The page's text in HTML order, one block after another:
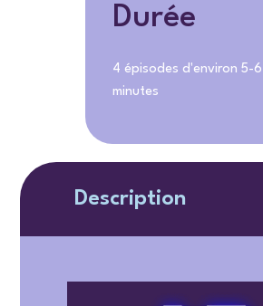
Durée
4 épisodes d'environ 5-6
minutes
Description